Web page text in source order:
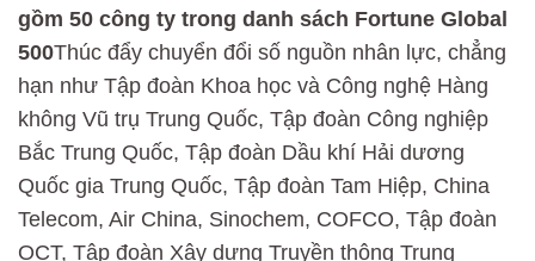
gồm 50 công ty trong danh sách Fortune Global
500Thúc đẩy chuyển đổi số nguồn nhân lực, chẳng
hạn như Tập đoàn Khoa học và Công nghệ Hàng
không Vũ trụ Trung Quốc, Tập đoàn Công nghiệp
Bắc Trung Quốc, Tập đoàn Dầu khí Hải dương
Quốc gia Trung Quốc, Tập đoàn Tam Hiệp, China
Telecom, Air China, Sinochem, COFCO, Tập đoàn
OCT, Tập đoàn Xây dựng Truyền thông Trung